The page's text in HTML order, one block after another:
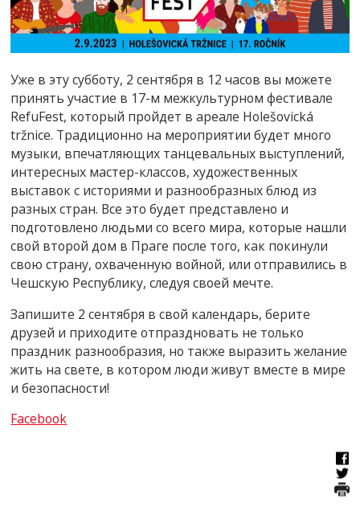
Уже в эту субботу, 2 сентября в 12 часов вы можете
принять участие в 17-м межкультурном фестивале
RefuFest, который пройдет в ареале Holešovická
tržnice. Традиционно на мероприятии будет много
музыки, впечатляющих танцевальных выступлений,
интересных мастер-классов, художественных
выставок с историями и разнообразных блюд из
разных стран. Все это будет представлено и
подготовлено людьми со всего мира, которые нашли
свой второй дом в Праге после того, как покинули
свою страну, охваченную войной, или отправились в
Чешскую Республику, следуя своей мечте.
Запишите 2 сентября в свой календарь, берите
друзей и приходите отпраздновать не только
праздник разнообразия, но также выразить желание
жить на свете, в котором люди живут вместе в мире
и безопасности!
Facebook